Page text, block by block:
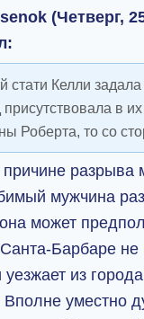
(Четверг,
стати Келли
в
Роберта, то со
причине разрыва
мужчина
может
Барбаре не
уезжает из
Вполне уместно